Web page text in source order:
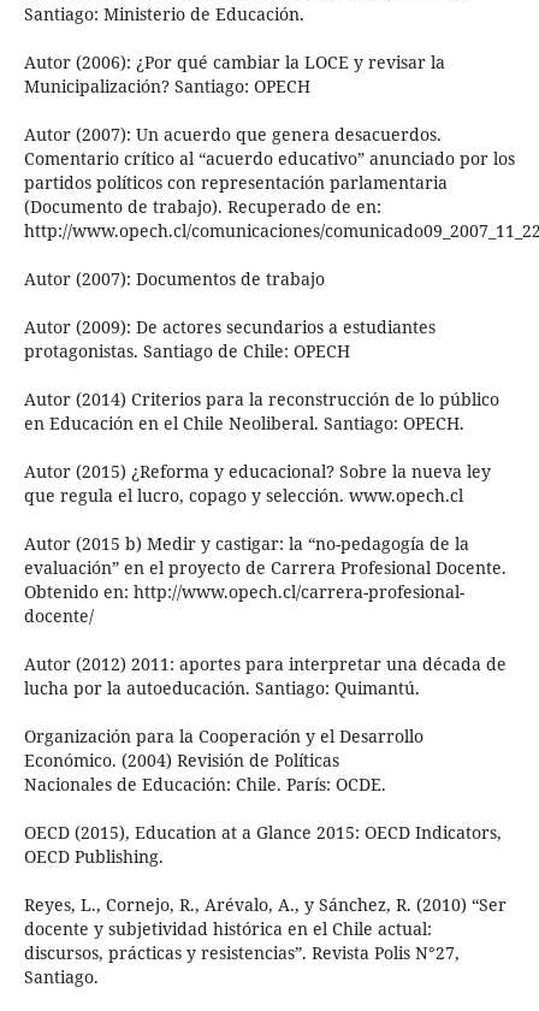
Santiago: Ministerio de Educación.
Autor (2006): ¿Por qué cambiar la LOCE y revisar la
Municipalización? Santiago: OPECH
Autor (2007): Un acuerdo que genera desacuerdos.
Comentario crítico al “acuerdo educativo” anunciado por los
partidos políticos con representación parlamentaria
(Documento de trabajo). Recuperado de en:
http://www.opech.cl/comunicaciones/
Autor (2007): Documentos de trabajo
Autor (2009): De actores secundarios a estudiantes
protagonistas. Santiago de Chile: OPECH
Autor (2014) Criterios para la reconstrucción de lo público
en Educación en el Chile Neoliberal. Santiago: OPECH.
Autor (2015) ¿Reforma y educacional? Sobre la nueva ley
que regula el lucro, copago y selección. www.opech.cl
Autor (2015 b) Medir y castigar: la “no-pedagogía de la
evaluación” en el proyecto de Carrera Profesional Docente.
Obtenido en: http://www.opech.cl/carrera-profesional-
docente/
Autor (2012) 2011: aportes para interpretar una década de
lucha por la autoeducación. Santiago: Quimantú.
Organización para la Cooperación y el Desarrollo
Económico. (2004) Revisión de Políticas
Nacionales de Educación: Chile. París: OCDE.
OECD (2015), Education at a Glance 2015: OECD Indicators,
OECD Publishing.
Reyes, L., Cornejo, R., Arévalo, A., y Sánchez, R. (2010) “Ser
docente y subjetividad histórica en el Chile actual:
discursos, prácticas y resistencias”. Revista Polis N°27,
Santiago.